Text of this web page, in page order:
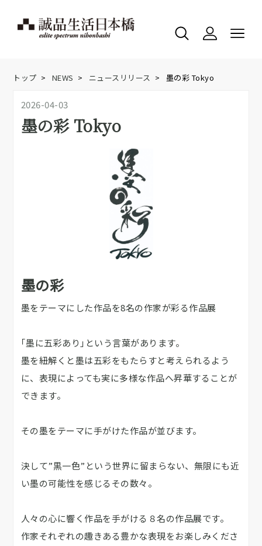
トップ > NEWS > ニュースリリース > 墨の彩 Tokyo
2026-04-03
墨の彩 Tokyo
墨の彩
​墨をテーマにした作品を8名の作家が彩る作品展
｢墨に五彩あり｣という言葉があります。
墨を紐解くと墨は五彩をもたらすと考えられるよう
に、表現によっても実に多様な作品へ昇華することが
できます。
その墨をテーマに手がけた作品が並びます。
決して”黒一色”という世界に留まらない、無限にも近
い墨の可能性を感じるその数々。
人々の心に響く作品を手がける８名の作品展です。
作家それぞれの趣きある豊かな表現をお楽しみくださ